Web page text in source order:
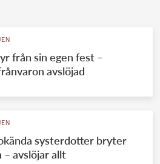
från sin egen fest –
avslöjad
systerdotter bryter
avslöjar allt